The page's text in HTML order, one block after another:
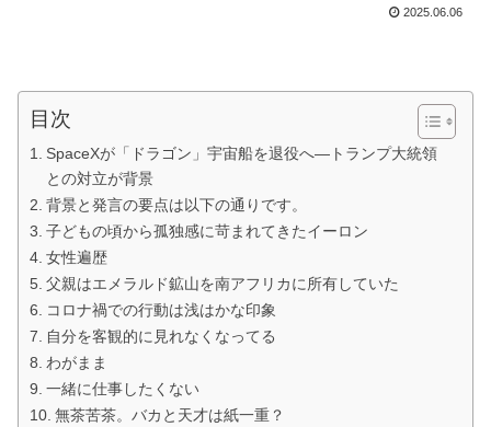
2025.06.06
目次
SpaceXが「ドラゴン」宇宙船を退役へ―トランプ大統領
との対立が背景
背景と発言の要点は以下の通りです。
子どもの頃から孤独感に苛まれてきたイーロン
女性遍歴
父親はエメラルド鉱山を南アフリカに所有していた
コロナ禍での行動は浅はかな印象
自分を客観的に見れなくなってる
わがまま
一緒に仕事したくない
無茶苦茶。バカと天才は紙一重？